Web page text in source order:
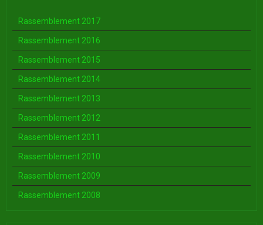
Rassemblement 2017
Rassemblement 2016
Rassemblement 2015
Rassemblement 2014
Rassemblement 2013
Rassemblement 2012
Rassemblement 2011
Rassemblement 2010
Rassemblement 2009
Rassemblement 2008